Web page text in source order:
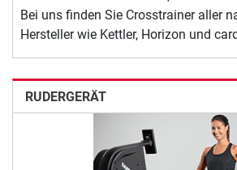
Bei uns finden Sie Crosstrainer aller
Hersteller wie Kettler, Horizon und
RUDERGERÄT